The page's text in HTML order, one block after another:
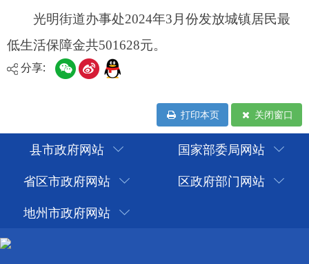
分享:
打印本页 关闭窗口
县市政府网站
国家部委局网站
省区市政府网站
区政府部门网站
地州市政府网站